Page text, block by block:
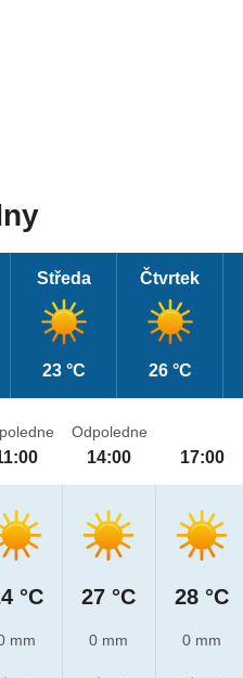
Středa
23 °C
Čtvrtek
26 °C
°C
mm
Odpoledne
14:00
27 °C
0 mm
17:00
28 °C
0 mm